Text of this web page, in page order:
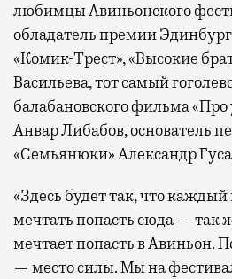
любимцы Авиньонского
обладатель премии
«Комик-Трест», «Высокие
Васильева, тот самый
балабановского фильма
Анвар Либабов, основатель
«Семьянюки» Александр
«Здесь будет так, что каждый
мечтать попасть сюда — так
мечтает попасть в Авиньон.
— место силы. Мы на